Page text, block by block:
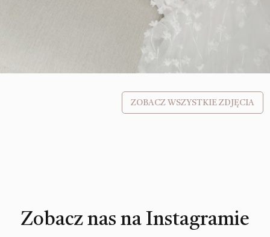
ZOBACZ WSZYSTKIE ZDJĘCIA
Zobacz nas na Instagramie